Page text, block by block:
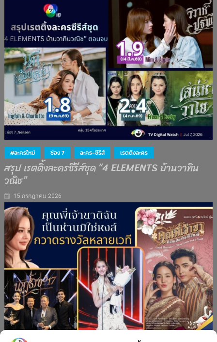
#ละครใหม่ ช่อง 7 ละคร-ซีรีส์ เรตติงละคร
สรุป เรตติ้งละครซีรีส์ชุด “4 ELEMENTS บ้านวาทิน
วณิช”
15 กรกฎาคม 2026